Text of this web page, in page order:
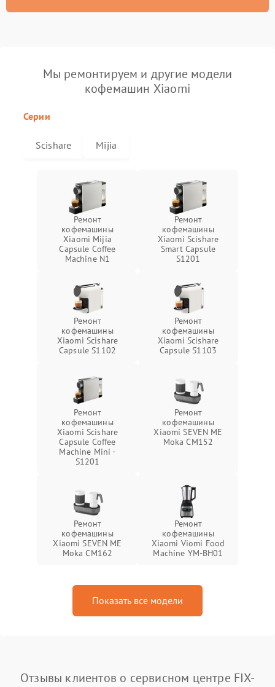
Мы ремонтируем и другие модели
кофемашин Xiaomi
Серии
Scishare Mijia
Ремонт
кофемашины
Xiaomi Mijia
Capsule Coffee
Machine N1
Ремонт
кофемашины
Xiaomi Scishare
Smart Capsule
S1201
Ремонт
кофемашины
Xiaomi Scishare
Capsule S1102
Ремонт
кофемашины
Xiaomi Scishare
Capsule S1103
Ремонт
кофемашины
Xiaomi Scishare
Capsule Coffee
Machine Mini -
S1201
Ремонт
кофемашины
Xiaomi SEVEN ME
Moka CM152
Ремонт
кофемашины
Xiaomi SEVEN ME
Moka CM162
Ремонт
кофемашины
Xiaomi Viomi Food
Machine YM-BH01
Показать все модели
Отзывы клиентов о сервисном центре FIX-